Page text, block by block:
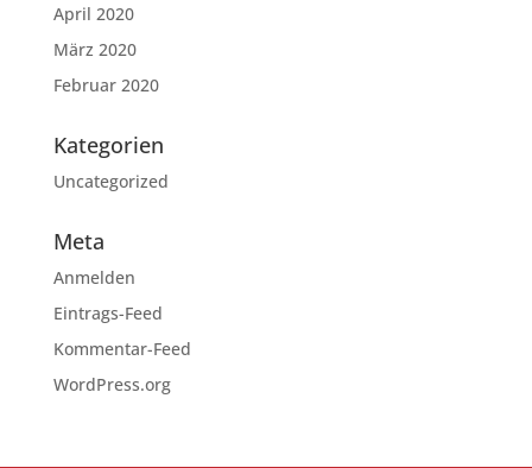
April 2020
März 2020
Februar 2020
Kategorien
Uncategorized
Meta
Anmelden
Eintrags-Feed
Kommentar-Feed
WordPress.org